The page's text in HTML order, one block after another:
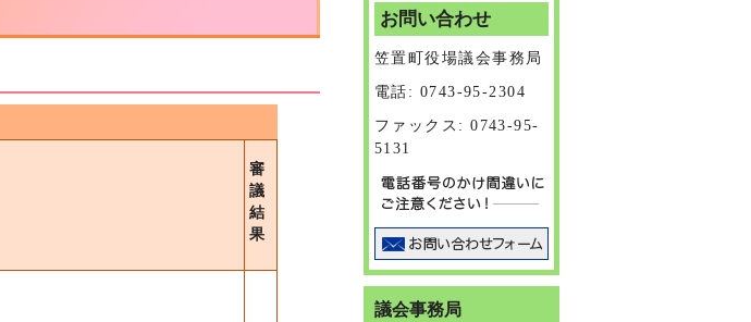
審
議
結
果
お問い合わせ
笠置町役場議会事務局
電話: 0743-95-2304
ファックス: 0743-95-
5131
議会事務局